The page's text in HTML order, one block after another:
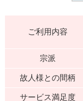
ご利用内容
宗派
故人様との間柄
サービス満足度